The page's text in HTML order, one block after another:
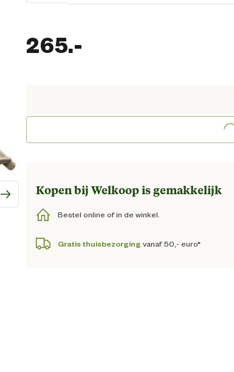
265.-
Loading...
Kopen bij Welkoop is gemakkelijk
Bestel online of in de winkel.
Gratis thuisbezorging vanaf 50,- euro*